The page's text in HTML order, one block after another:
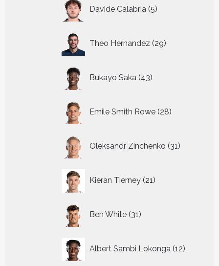
Davide Calabria 5
producten
Theo Hernandez 29
producten
Bukayo Saka 43
producten
Emile Smith Rowe 28
producten
Oleksandr Zinchenko 31
producten
Kieran Tierney 21
producten
Ben White 31
producten
Albert Sambi Lokonga 12